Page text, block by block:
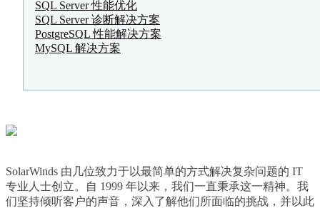
SQL Server 性能优化
SQL Server 诊断解决方案
PostgreSQL 性能解决方案
MySQL 解决方案
SolarWinds 由几位致力于以最简单的方式解决复杂问题的 IT
专业人士创立。自 1999 年以来，我们一直秉承这一精神。我
们坚持倾听客户的声音，深入了解他们所面临的挑战，并以此